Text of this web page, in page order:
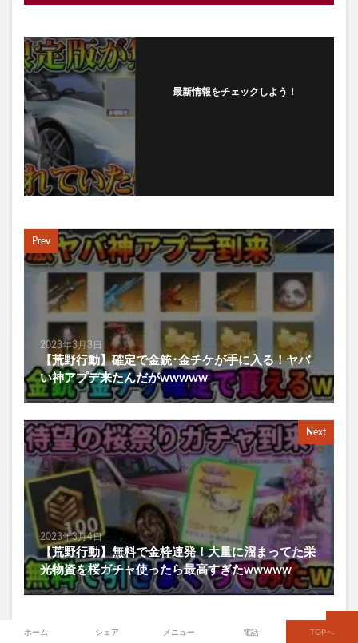
最新情報をチェックしよう！
Prev
2023年3月3日
【荒野行動】確定で金銃･金チケが手に入る！ヤバ
い神アプデ来たんだがwwwww
Next
2023年3月4日
【荒野行動】無料で金枠連発！大量に溜まってた栄
光物資を桜ガチャ使ったら最高すぎたwwwww
ホーム シェア メニュー 電話 TOPへ